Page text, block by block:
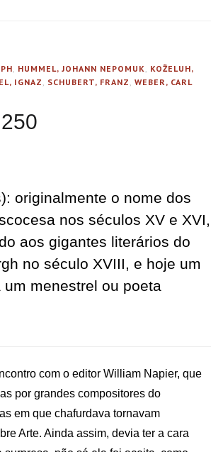
HUMMEL, JOHANN NEPOMUK
KOŽELUH,
IGNAZ SCHUBERT, FRANZ WEBER, CARL
originalmente o nome dos
nos séculos XV e XVI,
aos gigantes literários do
no século XVIII, e hoje um
menestrel ou poeta
com o editor William Napier, que
por grandes compositores do
em que chafurdava tornavam
Arte. Ainda assim, devia ter a cara